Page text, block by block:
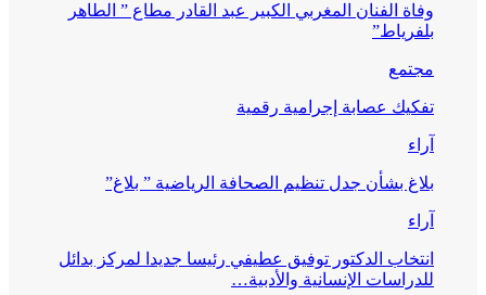
وفاة الفنان المغربي الكبير عبد القادر مطاع ” الطاهر
بلفرياط”
مجتمع
تفكيك عصابة إجرامية رقمية
آراء
بلاغ بشأن جدل تنظيم الصحافة الرياضية ” بلاغ”
آراء
انتخاب الدكتور توفيق عطيفي رئيسا جديدا لمركز بدائل
للدراسات الإنسانية والأدبية…